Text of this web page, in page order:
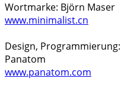
Wortmarke: Björn Maser
www.minimalist.cn
Design, Programmierung:
Panatom
www.panatom.com